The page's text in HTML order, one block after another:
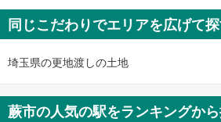
蕨市塚越6丁目
4,280万円
同じこだわりでエリアを広げて
埼玉県の更地渡しの土地
蕨市の人気の駅をランキングか